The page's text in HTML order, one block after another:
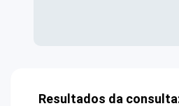
Resultados da